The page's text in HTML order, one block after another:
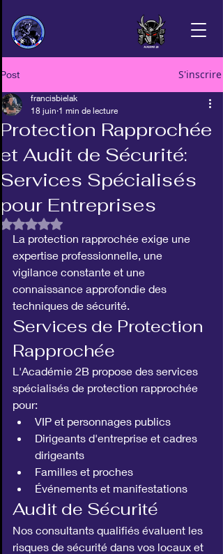
Post S'inscrire
Protection Rapprochée
et Audit de Sécurité:
Services Spécialisés
pour Entreprises
francisbielak
18 juin 1 min de lecture
Noté NaN étoiles sur 5.
La protection rapprochée exige une
expertise professionnelle, une
vigilance constante et une
connaissance approfondie des
techniques de sécurité.
Services de Protection
Rapprochée
L'Académie 2B propose des services
spécialisés de protection rapprochée
pour:
VIP et personnages publics
Dirigeants d'entreprise et cadres
dirigeants
Familles et proches
Événements et manifestations
Audit de Sécurité
Nos consultants qualifiés évaluent les
risques de sécurité dans vos locaux et